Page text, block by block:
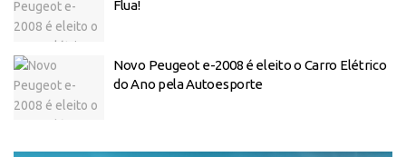
Flua!
Novo Peugeot e-2008 é eleito o Carro Elétrico
do Ano pela Autoesporte